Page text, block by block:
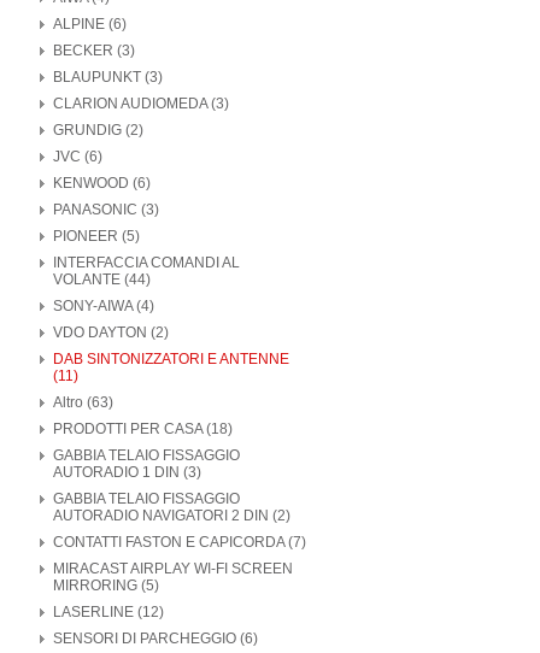
ALPINE (6)
BECKER (3)
BLAUPUNKT (3)
CLARION AUDIOMEDA (3)
GRUNDIG (2)
JVC (6)
KENWOOD (6)
PANASONIC (3)
PIONEER (5)
INTERFACCIA COMANDI AL
VOLANTE (44)
SONY-AIWA (4)
VDO DAYTON (2)
DAB SINTONIZZATORI E ANTENNE
(11)
Altro (63)
PRODOTTI PER CASA (18)
GABBIA TELAIO FISSAGGIO
AUTORADIO 1 DIN (3)
GABBIA TELAIO FISSAGGIO
AUTORADIO NAVIGATORI 2 DIN (2)
CONTATTI FASTON E CAPICORDA (7)
MIRACAST AIRPLAY WI-FI SCREEN
MIRRORING (5)
LASERLINE (12)
SENSORI DI PARCHEGGIO (6)